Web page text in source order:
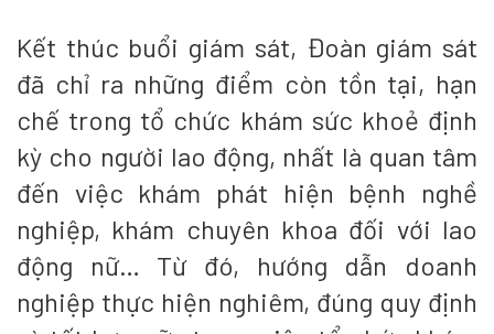
Kết thúc buổi giám sát, Đoàn giám sát
đã chỉ ra những điểm còn tồn tại, hạn
chế trong tổ chức khám sức khoẻ định
kỳ cho người lao động, nhất là quan tâm
đến việc khám phát hiện bệnh nghề
nghiệp, khám chuyên khoa đối với lao
động nữ… Từ đó, hướng dẫn doanh
nghiệp thực hiện nghiêm, đúng quy định